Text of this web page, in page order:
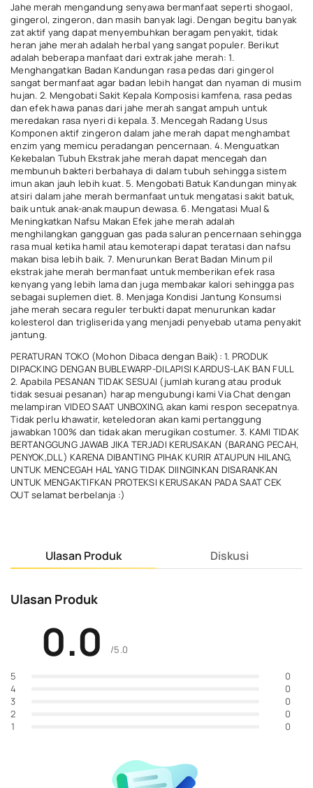
Jahe merah mengandung senyawa bermanfaat seperti shogaol,
gingerol, zingeron, dan masih banyak lagi. Dengan begitu banyak
zat aktif yang dapat menyembuhkan beragam penyakit, tidak
heran jahe merah adalah herbal yang sangat populer. Berikut
adalah beberapa manfaat dari extrak jahe merah: 1.
Menghangatkan Badan Kandungan rasa pedas dari gingerol
sangat bermanfaat agar badan lebih hangat dan nyaman di musim
hujan. 2. Mengobati Sakit Kepala Komposisi kamfena, rasa pedas
dan efek hawa panas dari jahe merah sangat ampuh untuk
meredakan rasa nyeri di kepala. 3. Mencegah Radang Usus
Komponen aktif zingeron dalam jahe merah dapat menghambat
enzim yang memicu peradangan pencernaan. 4. Menguatkan
Kekebalan Tubuh Ekstrak jahe merah dapat mencegah dan
membunuh bakteri berbahaya di dalam tubuh sehingga sistem
imun akan jauh lebih kuat. 5. Mengobati Batuk Kandungan minyak
atsiri dalam jahe merah bermanfaat untuk mengatasi sakit batuk,
baik untuk anak-anak maupun dewasa. 6. Mengatasi Mual &
Meningkatkan Nafsu Makan Efek jahe merah adalah
menghilangkan gangguan gas pada saluran pencernaan sehingga
rasa mual ketika hamil atau kemoterapi dapat teratasi dan nafsu
makan bisa lebih baik. 7. Menurunkan Berat Badan Minum pil
ekstrak jahe merah bermanfaat untuk memberikan efek rasa
kenyang yang lebih lama dan juga membakar kalori sehingga pas
sebagai suplemen diet. 8. Menjaga Kondisi Jantung Konsumsi
jahe merah secara reguler terbukti dapat menurunkan kadar
kolesterol dan trigliserida yang menjadi penyebab utama penyakit
jantung.
PERATURAN TOKO (Mohon Dibaca dengan Baik): 1. PRODUK
DIPACKING DENGAN BUBLEWARP-DILAPISI KARDUS-LAK BAN FULL
2. Apabila PESANAN TIDAK SESUAI (jumlah kurang atau produk
tidak sesuai pesanan) harap mengubungi kami Via Chat dengan
melampiran VIDEO SAAT UNBOXING, akan kami respon secepatnya.
Tidak perlu khawatir, keteledoran akan kami pertanggung
jawabkan 100% dan tidak akan merugikan costumer. 3. KAMI TIDAK
BERTANGGUNG JAWAB JIKA TERJADI KERUSAKAN (BARANG PECAH,
PENYOK,DLL) KARENA DIBANTING PIHAK KURIR ATAUPUN HILANG,
UNTUK MENCEGAH HAL YANG TIDAK DIINGINKAN DISARANKAN
UNTUK MENGAKTIFKAN PROTEKSI KERUSAKAN PADA SAAT CEK
OUT selamat berbelanja :)
Ulasan Produk Diskusi
Ulasan Produk
0.0 /5.0
5
0
4
0
3
0
2
0
1
0